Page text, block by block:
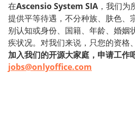
在Ascensio System SIA ，我们
提供平等待遇，不分种族、肤色、
别认知或身份、国籍、年龄、婚姻
疾状况。对我们来说，只您的资格
加入我们的开源大家庭，申请工作
jobs@onlyoffice.com